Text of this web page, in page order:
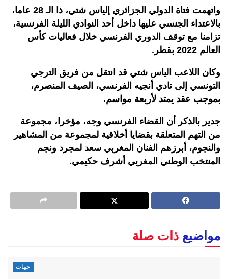
واتهمت فتاة الدولي الجزائري إلياس شتي، ذا الـ 28 عاما،
بالاعتداء الجنسي عليها داخل أحد النوادي الليلة الفرنسية،
تزامنا مع توقف الدوري الفرنسي خلال فعاليات كأس
العالم 2022 بقطر.
وكان اللاعب الياس شتي قد انتقل من فريق الترجي
التونسي إلى نادي أنجيه الفرنسي، الصيف المنصرم،
بموجب عقد يمتد لأربعة مواسم.
جدير بالذكر أن القضاء الفرنسي وجه، مؤخرا، مجموعة
من التهم المتعلقة بقضايا أخلاقية لمجموعة من المشاهير
والنجوم، أبرزهم الفنان المغربي سعد لمجرد ونجم
المنتخب الوطني المغربي أشرف حكيمي.
مواضيع ذات صلة
جهات